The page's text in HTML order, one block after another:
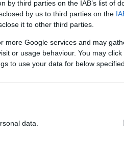
by third parties on the IAB’s list of
by us to third parties on the
it to other third parties.
more Google services and may
or usage behaviour. You may
to use your data for below
data.
Solarialiderando las
de otras